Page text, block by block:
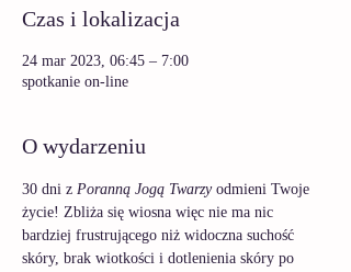
Czas i lokalizacja
24 mar 2023, 06:45 – 7:00
spotkanie on-line
O wydarzeniu
30 dni z Poranną Jogą Twarzy odmieni Twoje
życie! Zbliża się wiosna więc nie ma nic
bardziej frustrującego niż widoczna suchość
skóry, brak wiotkości i dotlenienia skóry po